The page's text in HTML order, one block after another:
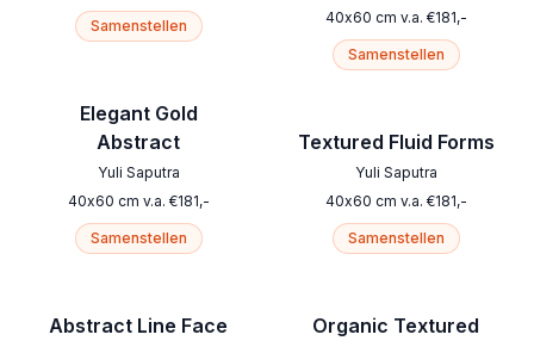
Samenstellen
Elegant Gold
Abstract
Yuli Saputra
40x60 cm v.a. €181,-
Samenstellen
Abstract Line Face
40x60 cm v.a. €181,-
Samenstellen
Textured Fluid Forms
Yuli Saputra
40x60 cm v.a. €181,-
Samenstellen
Organic Textured